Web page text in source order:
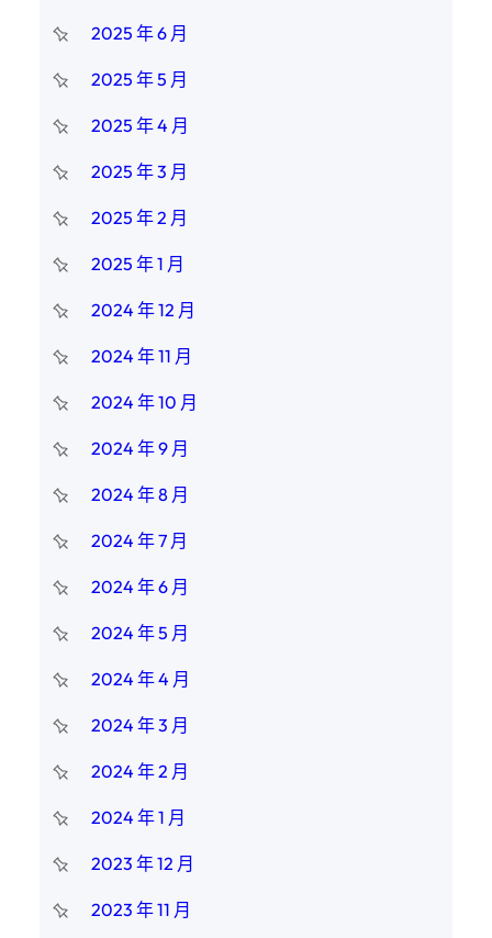
2025 年 6 月
2025 年 5 月
2025 年 4 月
2025 年 3 月
2025 年 2 月
2025 年 1 月
2024 年 12 月
2024 年 11 月
2024 年 10 月
2024 年 9 月
2024 年 8 月
2024 年 7 月
2024 年 6 月
2024 年 5 月
2024 年 4 月
2024 年 3 月
2024 年 2 月
2024 年 1 月
2023 年 12 月
2023 年 11 月